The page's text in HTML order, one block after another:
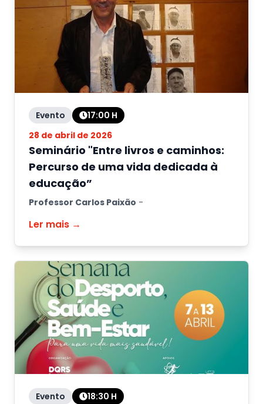
Evento 17:00 H
28 de abril de 2026
Seminário "Entre livros e caminhos:
Percurso de uma vida dedicada à
educação”
Professor Carlos Paixão -
Ler mais →
Evento 18:30 H